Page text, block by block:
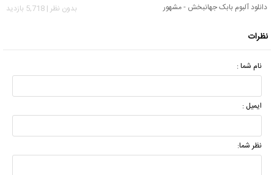
دانلود آلبوم بابک جهانبخش - مشهور
بدون نظر | 5,718 بازدید
نظرات
نام شما :
ایمیل :
نظر شما: